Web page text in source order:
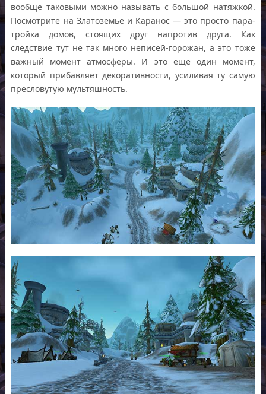
вообще таковыми можно называть с большой натяжкой.
Посмотрите на Златоземье и Каранос — это просто пара-
тройка домов, стоящих друг напротив друга. Как
следствие тут не так много неписей-горожан, а это тоже
важный момент атмосферы. И это еще один момент,
который прибавляет декоративности, усиливая ту самую
пресловутую мультяшность.